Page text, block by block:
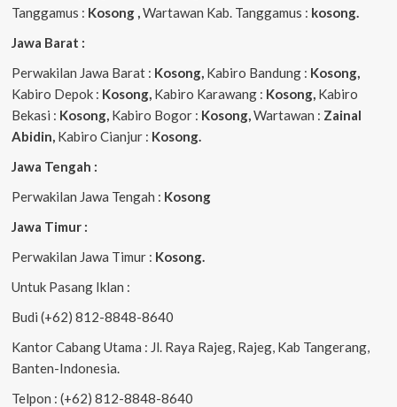
Tanggamus : Kosong , Wartawan Kab. Tanggamus : kosong.
Jawa Barat :
Perwakilan Jawa Barat : Kosong, Kabiro Bandung : Kosong,
Kabiro Depok : Kosong, Kabiro Karawang : Kosong, Kabiro
Bekasi : Kosong, Kabiro Bogor : Kosong, Wartawan : Zainal
Abidin, Kabiro Cianjur : Kosong.
Jawa Tengah :
Perwakilan Jawa Tengah : Kosong
Jawa Timur :
Perwakilan Jawa Timur : Kosong.
Untuk Pasang Iklan :
Budi (+62) 812-8848-8640
Kantor Cabang Utama : Jl. Raya Rajeg, Rajeg, Kab Tangerang,
Banten-Indonesia.
Telpon : (+62) 812-8848-8640